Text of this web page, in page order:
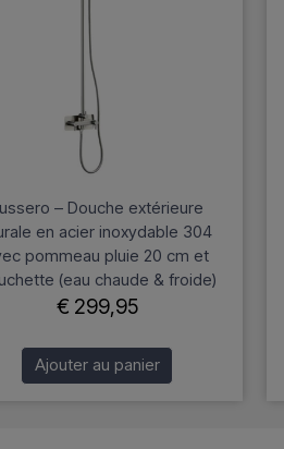
– Douche extérieure
en acier inoxydable 304
pommeau pluie 20 cm et
(eau chaude & froide)
€ 299,95
Ajouter au panier